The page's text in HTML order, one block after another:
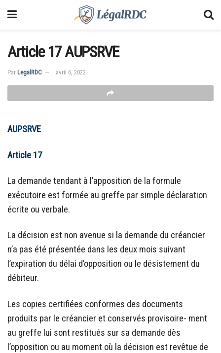
Article 17 AUPSRVE
Par LegalRDC avril 6, 2022
AUPSRVE
Article 17
La demande tendant à l’apposition de la formule
exécutoire est formée au greffe par simple déclaration
écrite ou verbale.
La décision est non avenue si la demande du créancier
n’a pas été présentée dans les deux mois suivant
l’expiration du délai d’opposition ou le désistement du
débiteur.
Les copies certifiées conformes des documents
produits par le créancier et conservés provisoire- ment
au greffe lui sont restitués sur sa demande dès
l’opposition ou au moment où la décision est revêtue de